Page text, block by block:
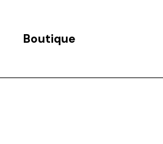
Boutique